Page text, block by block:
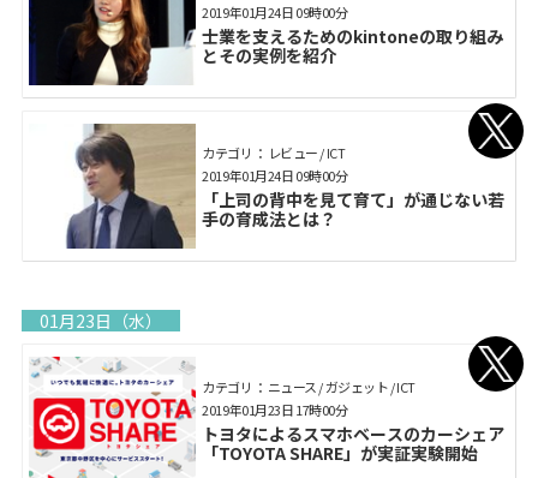
士業を支えるためのkintoneの取り組み
とその実例を紹介
2019年01月24日 09時00分
カテゴリ： レビュー / ICT
「上司の背中を見て育て」が通じない若
手の育成法とは？
2019年01月24日 09時00分
01月23日（水）
カテゴリ： ニュース / ガジェット / ICT
トヨタによるスマホベースのカーシェア
「TOYOTA SHARE」が実証実験開始
2019年01月23日 17時00分